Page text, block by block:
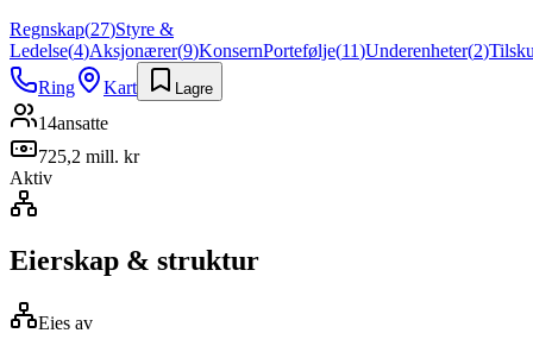
Regnskap(27)Styre &
Ledelse(4)Aksjonærer(9)KonsernPortefølje(11)Underenheter(2)
Ring
Kart Lagre
14ansatte
725,2 mill. kr
Aktiv
Eierskap & struktur
Eies av